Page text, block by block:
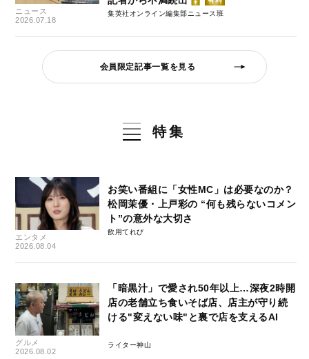
ニュース
2026.07.18
集英社オンライン編集部ニュース班
会員限定記事一覧を見る
特集
エンタメ
2026.08.04
お笑い番組に「女性MC」は必要なのか？
松岡茉優・上戸彩の “何も残らないコメン
ト”の意外な大切さ
飲用てれび
グルメ
2026.08.02
「暗黒汁」で愛され50年以上…深夜2時開
店の老舗立ち食いそば店、店主が守り続
ける"変えない味"と裏で店を支えるAI
ライター神山